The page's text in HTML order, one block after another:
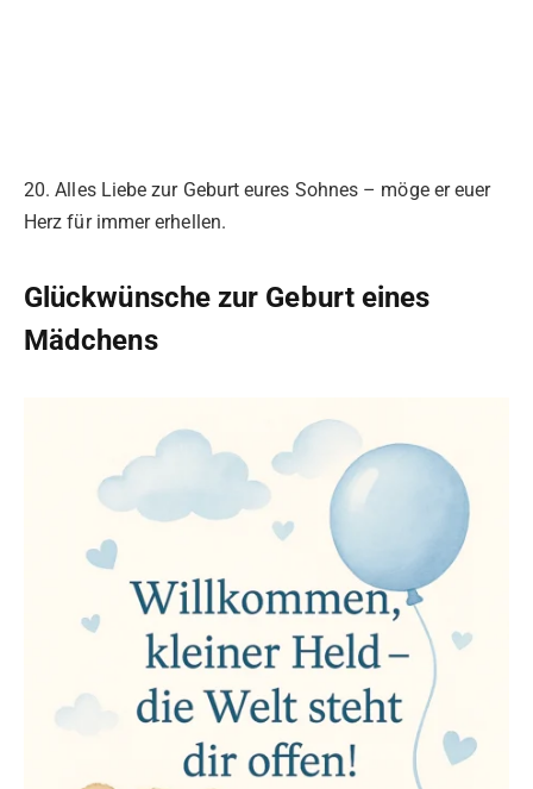
20. Alles Liebe zur Geburt eures Sohnes – möge er euer
Herz für immer erhellen.
Glückwünsche zur Geburt eines
Mädchens